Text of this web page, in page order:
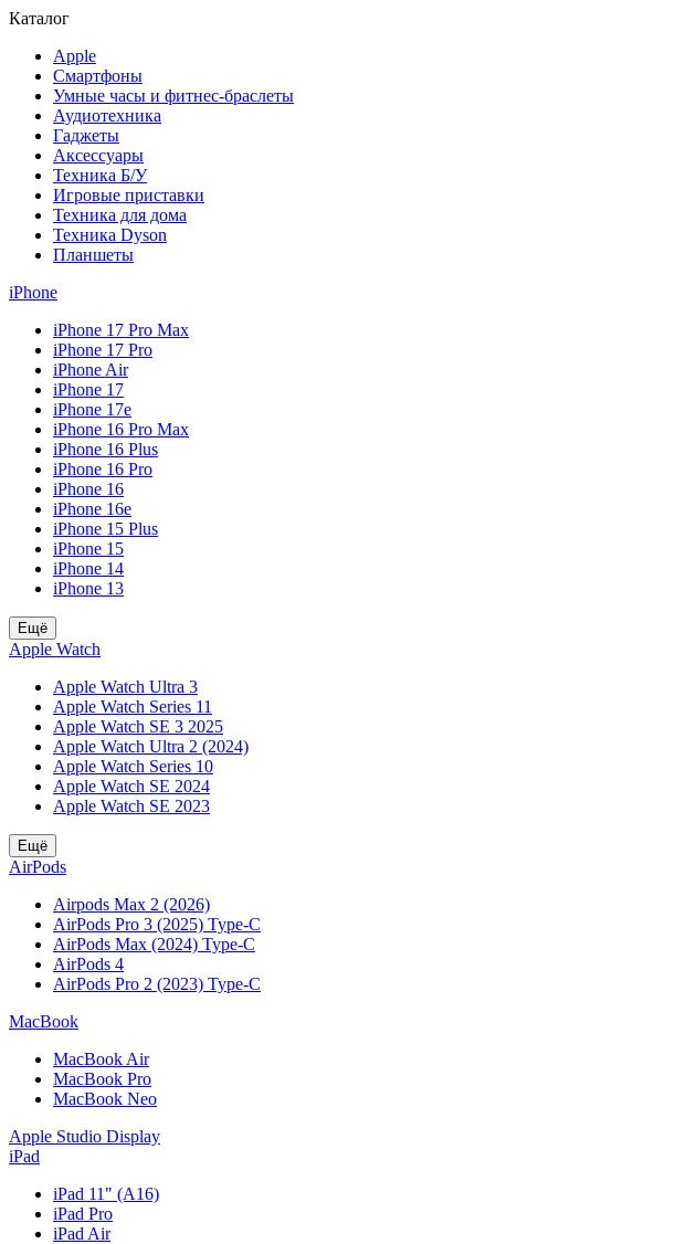
Каталог
Apple
Смартфоны
Умные часы и фитнес-браслеты
Аудиотехника
Гаджеты
Аксессуары
Техника Б/У
Игровые приставки
Техника для дома
Техника Dyson
Планшеты
iPhone
iPhone 17 Pro Max
iPhone 17 Pro
iPhone Air
iPhone 17
iPhone 17e
iPhone 16 Pro Max
iPhone 16 Plus
iPhone 16 Pro
iPhone 16
iPhone 16e
iPhone 15 Plus
iPhone 15
iPhone 14
iPhone 13
Ещё
Apple Watch
Apple Watch Ultra 3
Apple Watch Series 11
Apple Watch SE 3 2025
Apple Watch Ultra 2 (2024)
Apple Watch Series 10
Apple Watch SE 2024
Apple Watch SE 2023
Ещё
AirPods
Airpods Max 2 (2026)
AirPods Pro 3 (2025) Type-C
AirPods Max (2024) Type-C
AirPods 4
AirPods Pro 2 (2023) Type-C
MacBook
MacBook Air
MacBook Pro
MacBook Neo
Apple Studio Display
iPad
iPad 11" (A16)
iPad Pro
iPad Air